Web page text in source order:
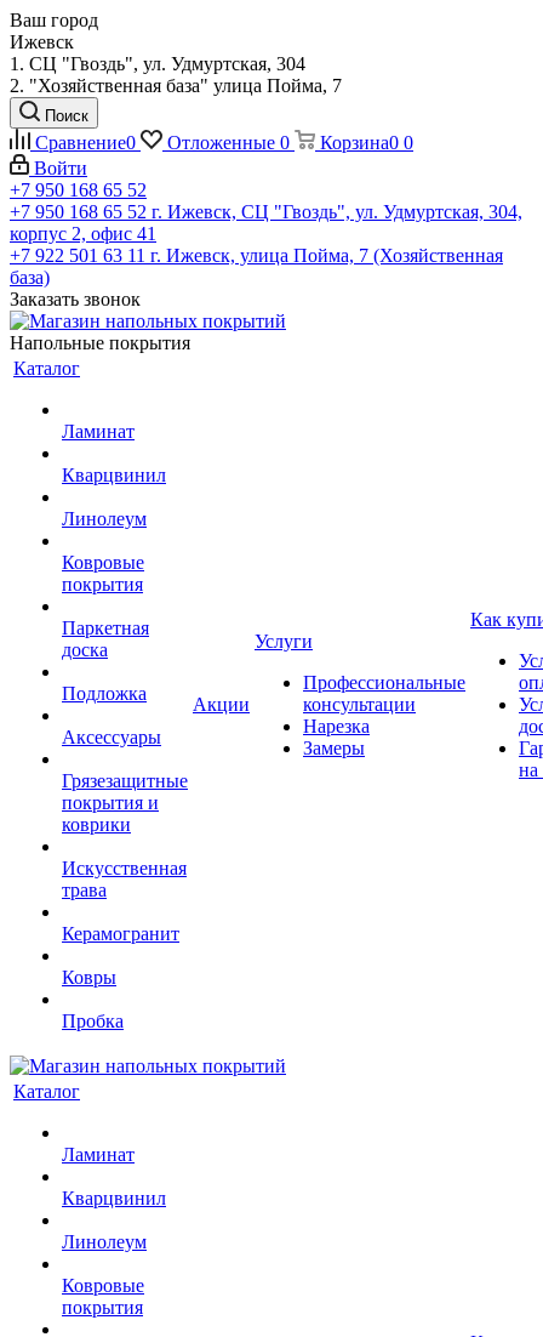
Ваш город
Ижевск
1. СЦ "Гвоздь", ул. Удмуртская, 304
2. "Хозяйственная база" улица Пойма, 7
Поиск
Сравнение0 Отложенные 0 Корзина0 0
Войти
+7 950 168 65 52
+7 950 168 65 52 г. Ижевск, СЦ "Гвоздь", ул. Удмуртская, 304,
корпус 2, офис 41
+7 922 501 63 11 г. Ижевск, улица Пойма, 7 (Хозяйственная
база)
Заказать звонок
Напольные покрытия
Каталог
Ламинат
Кварцвинил
Линолеум
Ковровые
покрытия
Паркетная
доска
Подложка
Аксессуары
Грязезащитные
покрытия и
коврики
Искусственная
трава
Керамогранит
Ковры
Пробка
Акции
Услуги
Профессиональные
консультации
Нарезка
Замеры
Как
на
Каталог
Ламинат
Кварцвинил
Линолеум
Ковровые
покрытия